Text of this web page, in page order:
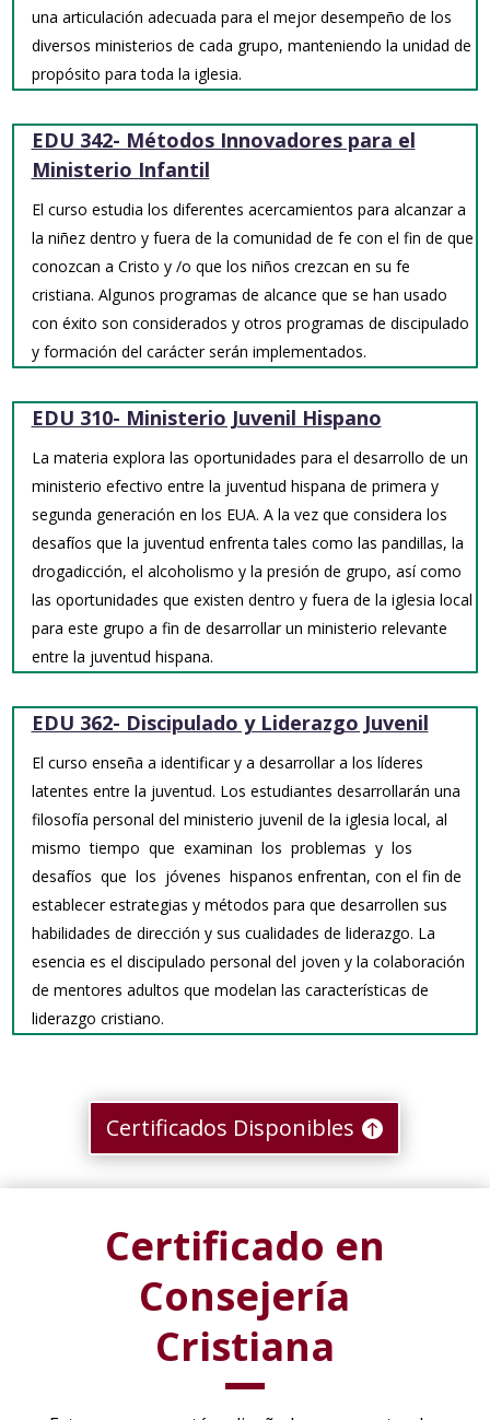
una articulación adecuada para el mejor desempeño de los
diversos ministerios de cada grupo, manteniendo la unidad de
propósito para toda la iglesia.
EDU 342- Métodos Innovadores para el
Ministerio Infantil
El curso estudia los diferentes acercamientos para alcanzar a
la niñez dentro y fuera de la comunidad de fe con el fin de que
conozcan a Cristo y /o que los niños crezcan en su fe
cristiana. Algunos programas de alcance que se han usado
con éxito son considerados y otros programas de discipulado
y formación del carácter serán implementados.
EDU 310- Ministerio Juvenil Hispano
La materia explora las oportunidades para el desarrollo de un
ministerio efectivo entre la juventud hispana de primera y
segunda generación en los EUA. A la vez que considera los
desafíos que la juventud enfrenta tales como las pandillas, la
drogadicción, el alcoholismo y la presión de grupo, así como
las oportunidades que existen dentro y fuera de la iglesia local
para este grupo a fin de desarrollar un ministerio relevante
entre la juventud hispana.
EDU 362- Discipulado y Liderazgo Juvenil
El curso enseña a identificar y a desarrollar a los líderes
latentes entre la juventud. Los estudiantes desarrollarán una
filosofía personal del ministerio juvenil de la iglesia local, al
mismo tiempo que examinan los problemas y los
desafíos que los jóvenes hispanos enfrentan, con el fin de
establecer estrategias y métodos para que desarrollen sus
habilidades de dirección y sus cualidades de liderazgo. La
esencia es el discipulado personal del joven y la colaboración
de mentores adultos que modelan las características de
liderazgo cristiano.
Certificados Disponibles
Certificado en
Consejería
Cristiana